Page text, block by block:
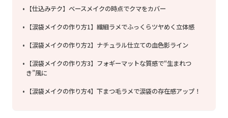
【仕込みテク】ベースメイクの時点でクマをカバー
【涙袋メイクの作り方1】繊細ラメでふっくらツヤめく立体感
【涙袋メイクの作り方2】ナチュラル仕立ての血色影ライン
【涙袋メイクの作り方3】フォギーマットな質感で“生まれつ
き”風に
【涙袋メイクの作り方4】下まつ毛ラメで涙袋の存在感アップ！